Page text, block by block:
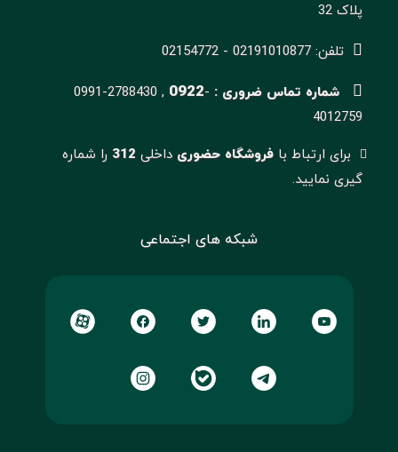
پلاک 32
تلفن: 02191010877 - 02154772
شماره تماس ضروری : 0991-2788430 , 0922-
4012759
برای ارتباط با فروشگاه حضوریداخلی 312 را شماره
گیری نمایید.
شبکه های اجتماعی